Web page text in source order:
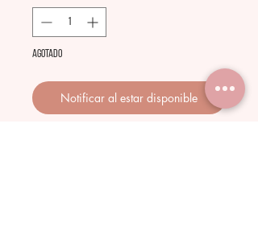
Agotado
Notificar al estar disponible